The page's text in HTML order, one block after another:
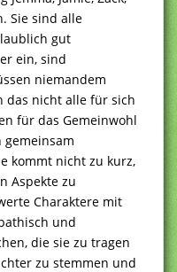
Sie sind alle
gut
ein, sind
niemandem
das nicht alle für sich
für das Gemeinwohl
gemeinsam
kommt nicht zu kurz,
Aspekte zu
Charaktere mit
und
die sie zu tragen
zu stemmen und